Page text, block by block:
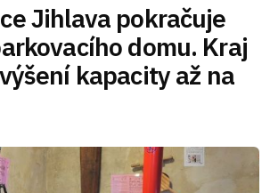
Jihlava pokračuje
domu. Kraj
kapacity až na